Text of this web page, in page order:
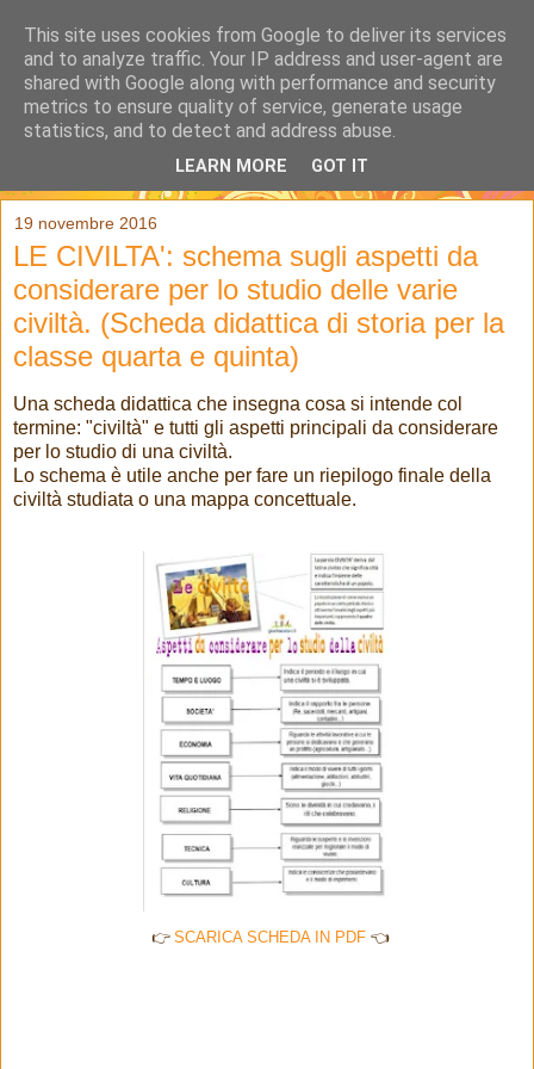
19 novembre 2016
LE CIVILTA': schema sugli aspetti da
considerare per lo studio delle varie
civiltà. (Scheda didattica di storia per la
classe quarta e quinta)
Una scheda didattica che insegna cosa si intende col
termine: "civiltà" e tutti gli aspetti principali da considerare
per lo studio di una civiltà.
Lo schema è utile anche per fare un riepilogo finale della
civiltà studiata o una mappa concettuale.
👉 SCARICA SCHEDA IN PDF👈
This site uses cookies from Google to deliver its services
and to analyze traffic. Your IP address and user-agent are
shared with Google along with performance and security
metrics to ensure quality of service, generate usage
statistics, and to detect and address abuse.
LEARN MORE GOT IT